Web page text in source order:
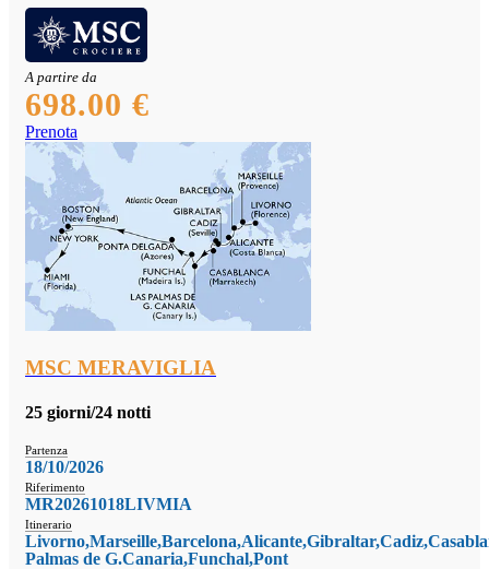
A partire da
698.00 €
Prenota
MSC MERAVIGLIA
25 giorni/24 notti
Partenza
18/10/2026
Riferimento
MR20261018LIVMIA
Itinerario
Palmas de G.Canaria,Funchal,Pont